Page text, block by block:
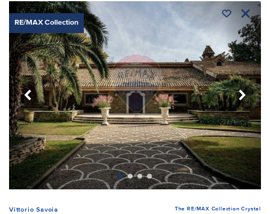
RE/MAX Collection
Vittorio Savoia The RE/MAX Collection Crystal